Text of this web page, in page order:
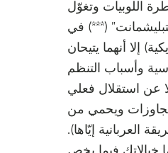
اللوبيات وتغوّل
(***) في
إلا أنهما يتيحان
وأسباب التنظم
عن استقلال فعلي
ويحمي من
العربانية إيّاها).